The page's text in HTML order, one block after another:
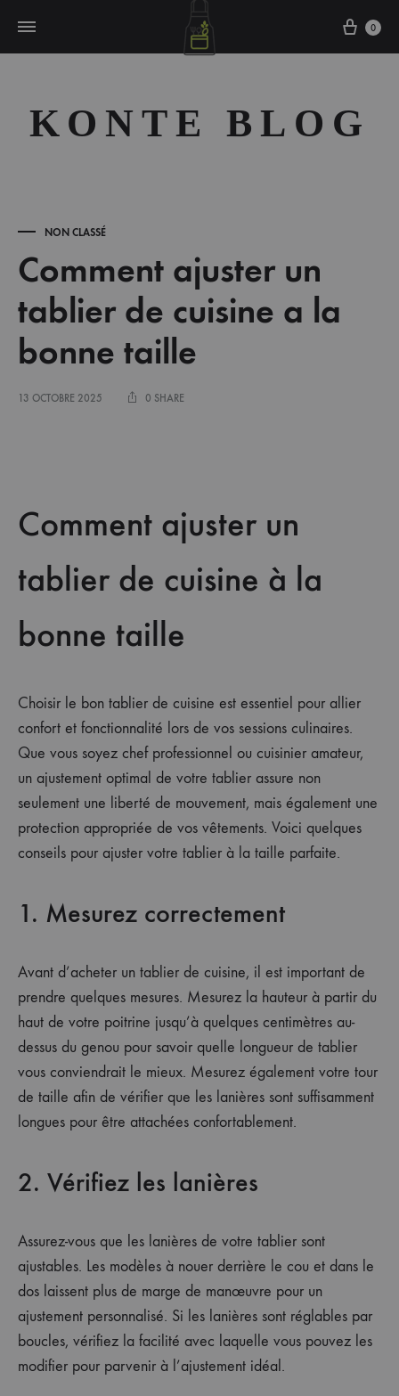
Cart
0
KONTE BLOG
NON CLASSÉ
Comment ajuster un
tablier de cuisine a la
bonne taille
13 OCTOBRE 2025 0 SHARE
Comment ajuster un
tablier de cuisine à la
bonne taille
Choisir le bon tablier de cuisine est essentiel pour allier
confort et fonctionnalité lors de vos sessions culinaires.
Que vous soyez chef professionnel ou cuisinier amateur,
un ajustement optimal de votre tablier assure non
seulement une liberté de mouvement, mais également une
protection appropriée de vos vêtements. Voici quelques
conseils pour ajuster votre tablier à la taille parfaite.
1. Mesurez correctement
Avant d’acheter un tablier de cuisine, il est important de
prendre quelques mesures. Mesurez la hauteur à partir du
haut de votre poitrine jusqu’à quelques centimètres au-
dessus du genou pour savoir quelle longueur de tablier
vous conviendrait le mieux. Mesurez également votre tour
de taille afin de vérifier que les lanières sont suffisamment
longues pour être attachées confortablement.
2. Vérifiez les lanières
Assurez-vous que les lanières de votre tablier sont
ajustables. Les modèles à nouer derrière le cou et dans le
dos laissent plus de marge de manœuvre pour un
ajustement personnalisé. Si les lanières sont réglables par
boucles, vérifiez la facilité avec laquelle vous pouvez les
modifier pour parvenir à l’ajustement idéal.